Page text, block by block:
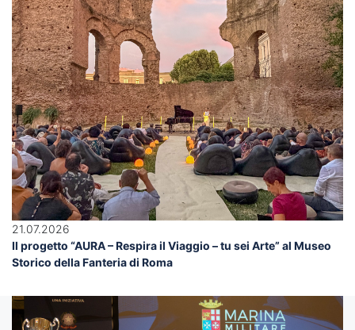
21.07.2026
Il progetto “AURA – Respira il Viaggio – tu sei Arte” al Museo
Storico della Fanteria di Roma